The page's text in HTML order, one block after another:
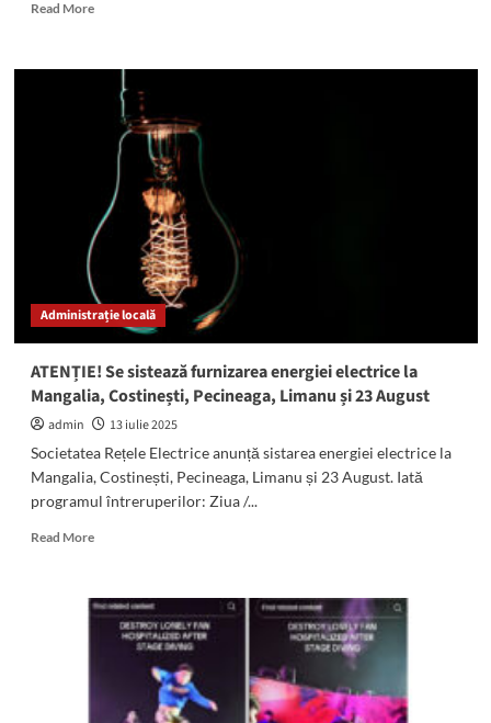
Read MoreRead
Trei
tineri,
prinși
poliție
au
dat
lovitura
Beach,
please!
două
telefoane
și
lanț
din
aur
Administrație locală
ATENȚIE! Se sistează furnizarea energiei electrice la
Mangalia, Costinești, Pecineaga, Limanu și 23 August
admin
13 iulie 2025
Societatea Rețele Electrice anunță sistarea energiei electrice la
Mangalia, Costinești, Pecineaga, Limanu și 23 August. Iată
programul întreruperilor: Ziua /...
Read MoreRead
ATENȚIE!
Se
sistează